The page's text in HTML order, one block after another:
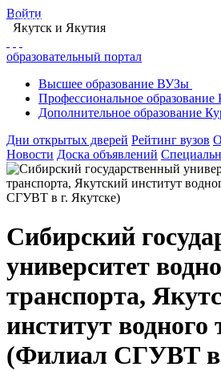
Войти
Якутск и Якутия
образовательный портал
Высшее образование ВУЗы
Профессиональное образование
Дополнительное образование
Дни открытых дверей Рейтинг вузов
Новости Доска объявлений
Сибирский
университет
транспорта,
институт водного
(Филиал СГУВТ в
Главная
Сибирский государственный университет водного
институт водного транспорта